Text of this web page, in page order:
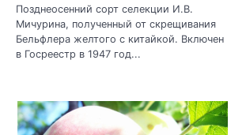
Позднеосенний сорт селекции И.В.
Мичурина, полученный от скрещивания
Бельфлера желтого с китайкой. Включен
в Госреестр в 1947 год...